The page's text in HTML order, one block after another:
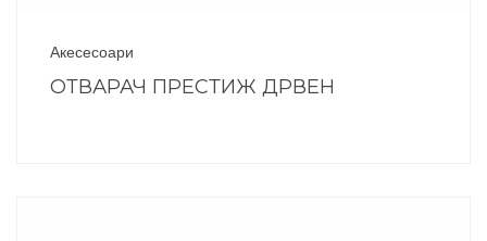
Акесесоари
ОТВАРАЧ ПРЕСТИЖ ДРВЕН